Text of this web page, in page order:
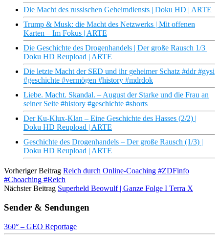
Die Macht des russischen Geheimdiensts | Doku HD | ARTE
Trump & Musk: die Macht des Netzwerks | Mit offenen
Karten – Im Fokus | ARTE
Die Geschichte des Drogenhandels | Der große Rausch 1/3 |
Doku HD Reupload | ARTE
Die letzte Macht der SED und ihr geheimer Schatz #ddr #gysi
#geschichte #vermögen #history #mdrdok
Liebe. Macht. Skandal. – August der Starke und die Frau an
seiner Seite #history #geschichte #shorts
Der Ku-Klux-Klan – Eine Geschichte des Hasses (2/2) |
Doku HD Reupload | ARTE
Geschichte des Drogenhandels – Der große Rausch (1/3) |
Doku HD Reupload | ARTE
Vorheriger Beitrag Reich durch Online-Coaching #ZDFinfo
#Choaching #Reich
Nächster Beitrag Superheld Beowulf | Ganze Folge I Terra X
Sender & Sendungen
360° – GEO Reportage